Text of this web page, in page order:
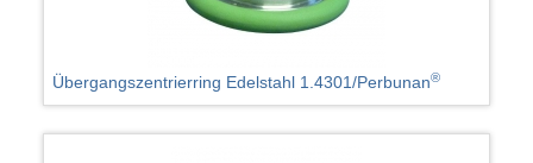
Übergangszentrierring Edelstahl 1.4301/Perbunan®